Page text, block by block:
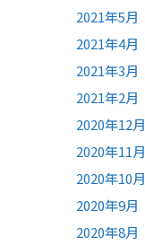
2021年5月
2021年4月
2021年3月
2021年2月
2020年12月
2020年11月
2020年10月
2020年9月
2020年8月